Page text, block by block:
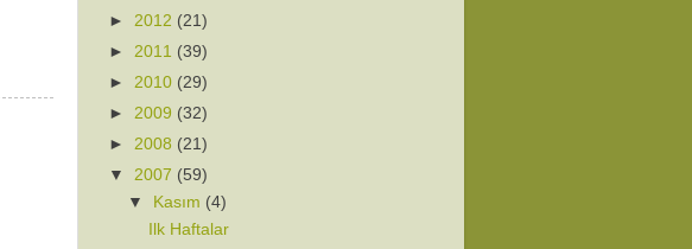
► 2012 (21)
► 2011 (39)
► 2010 (29)
► 2009 (32)
► 2008 (21)
▼ 2007 (59)
▼
Kasım (4)
Ilk Haftalar